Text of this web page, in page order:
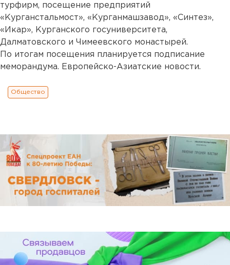
турфирм, посещение предприятий
«Курганстальмост», «Курганмашзавод», «Синтез»,
«Икар», Курганского госуниверситета,
Далматовского и Чимеевского монастырей.
По итогам посещения планируется подписание
меморандума. Европейско-Азиатские новости.
Общество